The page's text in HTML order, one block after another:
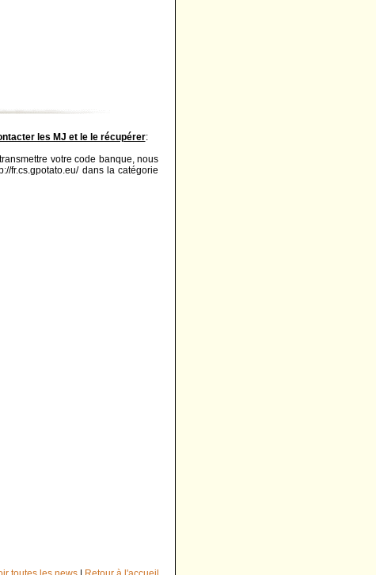
les MJ et le le récupérer:
votre code banque, nous
fr.cs.gpotato.eu/ dans la catégorie